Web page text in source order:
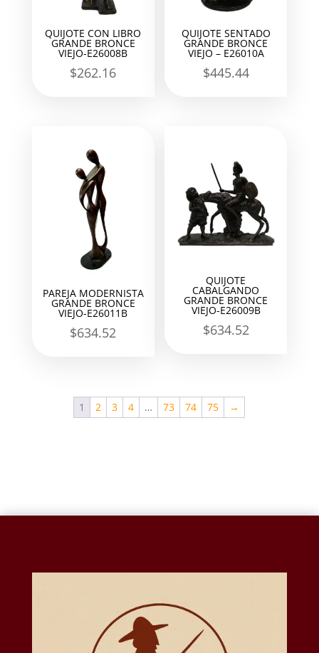
QUIJOTE CON LIBRO
GRANDE BRONCE
VIEJO-E26008B
$262.16
QUIJOTE SENTADO
GRANDE BRONCE
VIEJO – E26010A
$445.44
PAREJA MODERNISTA
GRANDE BRONCE
VIEJO-E26011B
$634.52
QUIJOTE
CABALGANDO
GRANDE BRONCE
VIEJO-E26009B
$634.52
1 2 3 4 … 73 74 75 →